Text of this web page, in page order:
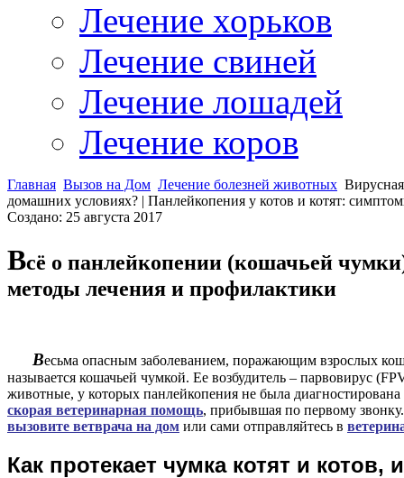
Лечение хорьков
Лечение свиней
Лечение лошадей
Лечение коров
Главная Вызов на Дом Лечение болезней животных
домашних условиях? | Панлейкопения у котов и котят:
Создано: 25 августа 2017
Всё о панлейкопении (кошачьей
методы лечения и профилактики
Весьма опасным заболеванием, поражающим взрослых
называется кошачьей чумкой. Ее возбудитель – парвовирус
животные, у которых панлейкопения не была
скорая ветеринарная помощь, прибывшая по первому
вызовите ветврача на дом или сами отправляйтесь в
Как протекает чумка котят и котов,